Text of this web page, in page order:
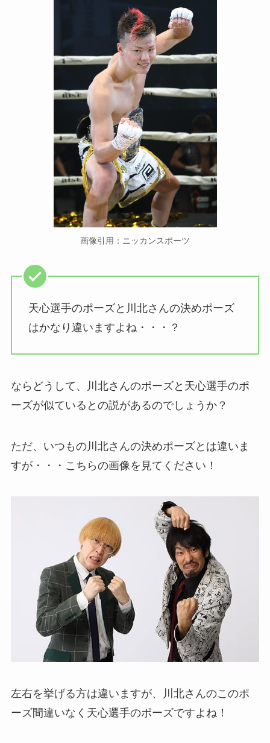
画像引用：ニッカンスポーツ
天心選手のポーズと川北さんの決めポーズ
はかなり違いますよね・・・？
ならどうして、川北さんのポーズと天心選手のポ
ーズが似ているとの説があるのでしょうか？
ただ、いつもの川北さんの決めポーズとは違いま
すが・・・こちらの画像を見てください！
左右を挙げる方は違いますが、川北さんのこのポ
ーズ間違いなく天心選手のポーズですよね！